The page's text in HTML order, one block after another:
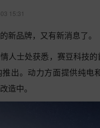
15:31
新品牌，又有新消息了。
人士处获悉，赛豆科技
出。动力方面提供纯
造中。